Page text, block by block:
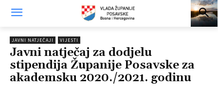
JAVNI NATJEČAJI VIJESTI
Javni natječaj za dodjelu
stipendija Županije Posavske za
akademsku 2020./2021. godinu